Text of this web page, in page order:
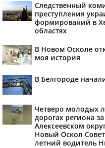
Следственный
преступления
формирований в
областях
В Новом Осколе
моя история
В Белгороде
Четверо молодых
дорогах региона
Алексеевском
Новый Оскол
летний водитель